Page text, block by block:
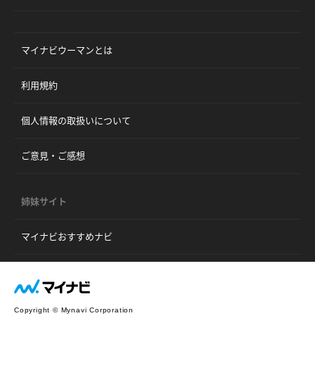
マイナビウーマンとは
利用規約
個人情報の取扱いについて
ご意見・ご感想
姉妹サイト
マイナビおすすめナビ
Copyright © Mynavi Corporation